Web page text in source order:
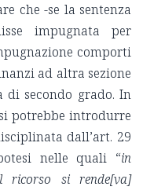
che -se la sentenza
impugnata per
comporti
ad altra sezione
secondo grado. In
potrebbe introdurre
dall’art. 29
nelle quali “in
ricorso si rende[va]